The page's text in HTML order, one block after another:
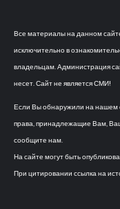
Все материалы на данном
исключительно в
владельцам. Администрация
несет. Сайт не является СМИ!
Если Вы обнаружили на нашем
права, принадлежащие Вам,
сообщите нам.
На сайте могут быть
При цитировании ссылка на